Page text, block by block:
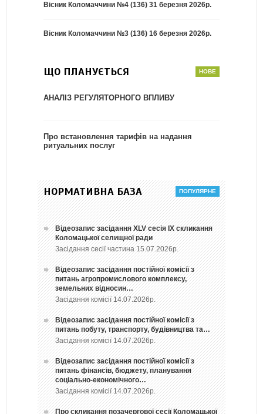
Вісник Коломаччини №4 (136) 31 березня 2026р.
Вісник Коломаччини №3 (136) 16 березня 2026р.
ЩО ПЛАНУЄТЬСЯ
АНАЛІЗ РЕГУЛЯТОРНОГО ВПЛИВУ
Про встановлення тарифів на надання
ритуальних послуг
НОРМАТИВНА БАЗА
Відеозапис засідання ХLV сесія ІХ скликання
Коломацької селищної ради
Засідання сесії частина 15.07.2026р.
Відеозапис засідання постійної комісії з
питань агропромислового комплексу,
земельних відносин…
Засідання комісії 14.07.2026р.
Відеозапис засідання постійної комісії з
питань побуту, транспорту, будівництва та…
Засідання комісії 14.07.2026р.
Відеозапис засідання постійної комісії з
питань фінансів, бюджету, планування
соціально-економічного…
Засідання комісії 14.07.2026р.
Про скликання позачергової сесії Коломацької